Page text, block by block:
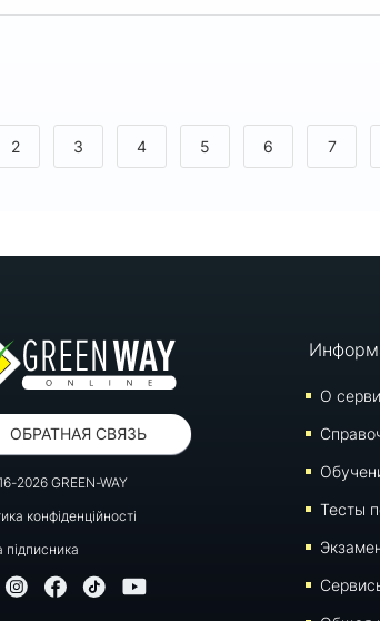
2 3 4 5 6 7
ОБРАТНАЯ СВЯЗЬ
2026 GREEN-WAY
конфіденційності
підписника
О
Тесты